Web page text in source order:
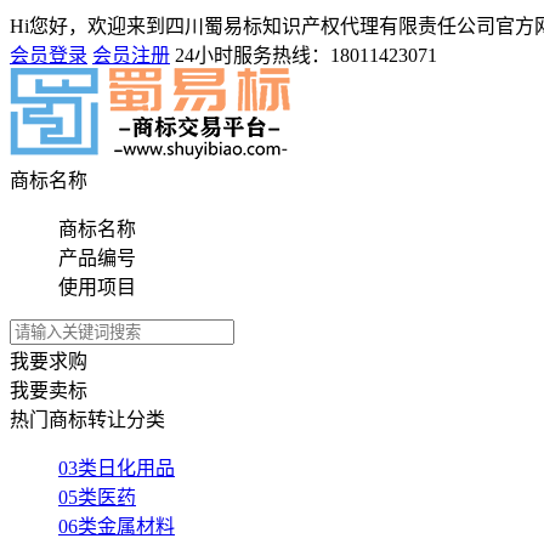
Hi您好，欢迎来到四川蜀易标知识产权代理有限责任公司官方
会员登录 会员注册 24小时服务热线： 18011423071
商标名称
商标名称
产品编号
使用项目
我要求购
我要卖标
热门商标转让分类
03类日化用品
05类医药
06类金属材料